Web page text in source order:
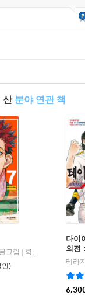
산 분야 연관 책
그림
학산문화사
인)
다이
외전
테라